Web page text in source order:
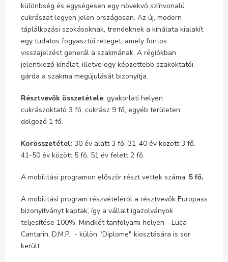
különbség és egységesen egy növekvő színvonalú
cukrászat legyen jelen országosan. Az új, modern
táplálkozási szokásoknak, trendeknek a kínálata kialakít
egy tudatos fogyasztói réteget, amely fontos
visszajelzést generál a szakmának. A régiókban
jelentkező kínálat, illetve egy képzettebb szakoktatói
gárda a szakma megújulását bizonyítja.
Résztvevők összetétele: gyakorlati helyen
cukrászoktató 3 fő, cukrász 9 fő, egyéb területen
dolgozó 1 fő.
Korösszetétel: 30 év alatt 3 fő, 31-40 év között 3 fő,
41-50 év között 5 fő, 51 év felett 2 fő.
A mobilitási programon először részt vettek száma: 5 fő.
A mobilitási program részvételéről a résztvevők Europass
bizonyítványt kaptak, így a vállalt igazolványok
teljesítése 100%. Mindkét tanfolyami helyen - Luca
Cantarin, D.M.P. - külön "Diplome" kiosztására is sor
került.